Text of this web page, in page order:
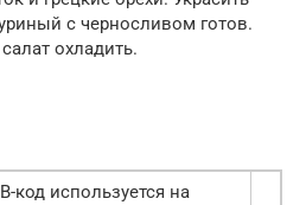
с черносливом готов.
охладить.
код используется на